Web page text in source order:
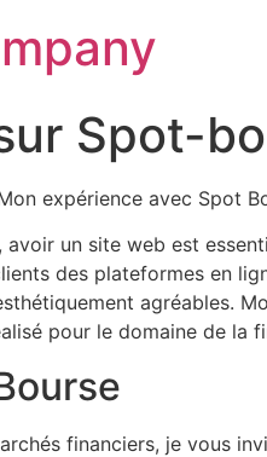
Spot-
expérience avec Spot
avoir un site web est
des plateformes en
agréables.
pour le domaine de la
financiers, je vous